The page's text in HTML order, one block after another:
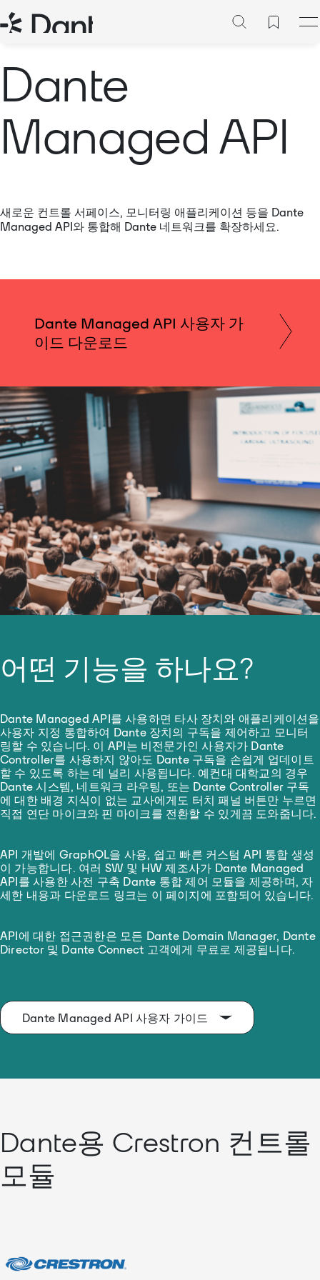
Dante
Managed API
새로운 컨트롤 서페이스, 모니터링 애플리케이션 등을 Dante
Managed API와 통합해 Dante 네트워크를 확장하세요.
Dante Managed API 사용자 가
이드 다운로드
어떤 기능을 하나요?
Dante Managed API를 사용하면 타사 장치와 애플리케이션을
사용자 지정 통합하여 Dante 장치의 구독을 제어하고 모니터
링할 수 있습니다. 이 API는 비전문가인 사용자가 Dante
Controller를 사용하지 않아도 Dante 구독을 손쉽게 업데이트
할 수 있도록 하는 데 널리 사용됩니다. 예컨대 대학교의 경우
Dante 시스템, 네트워크 라우팅, 또는 Dante Controller 구독
에 대한 배경 지식이 없는 교사에게도 터치 패널 버튼만 누르면
직접 연단 마이크와 핀 마이크를 전환할 수 있게끔 도와줍니다.
API 개발에 GraphQL을 사용, 쉽고 빠른 커스텀 API 통합 생성
이 가능합니다. 여러 SW 및 HW 제조사가 Dante Managed
API를 사용한 사전 구축 Dante 통합 제어 모듈을 제공하며, 자
세한 내용과 다운로드 링크는 이 페이지에 포함되어 있습니다.
API에 대한 접근권한은 모든 Dante Domain Manager, Dante
Director 및 Dante Connect 고객에게 무료로 제공됩니다.
Dante Managed API 사용자 가이드
Dante용 Crestron 컨트롤
모듈